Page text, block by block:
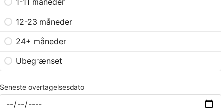
1-11 måneder
12-23 måneder
24+ måneder
Ubegrænset
Seneste overtagelsesdato